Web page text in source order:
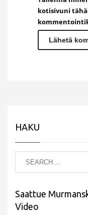
kotisivuni
HAKU
Saattue
Video